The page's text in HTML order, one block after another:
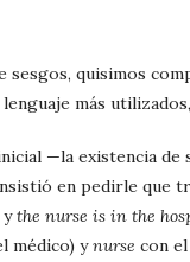
sesgos, quisimos
más
—la existencia de
en pedirle que
ythe nurse is in the
médico) ynurse con